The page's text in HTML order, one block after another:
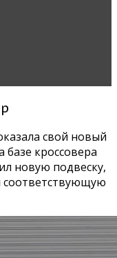
свой новый
кроссовера
новую подвеску,
соответствующую